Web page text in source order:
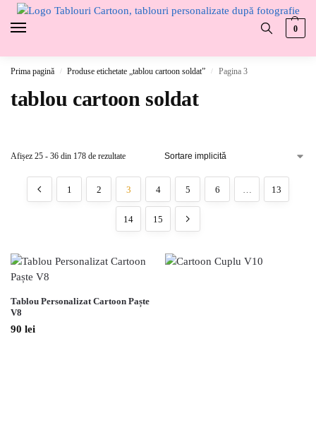
0
Prima pagină / Produse etichetate „tablou cartoon soldat” / Pagina 3
tablou cartoon soldat
Afișez 25 - 36 din 178 de rezultate
1 2 3 4 5 6 … 13
14 15
Tablou Personalizat Cartoon Paște
V8
90 lei